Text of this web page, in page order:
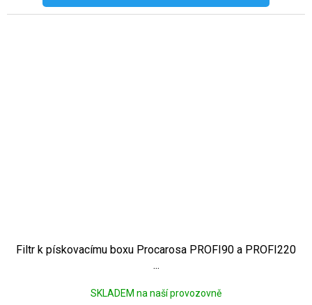
Filtr k pískovacímu boxu Procarosa PROFI90 a PROFI220
...
SKLADEM na naší provozovně